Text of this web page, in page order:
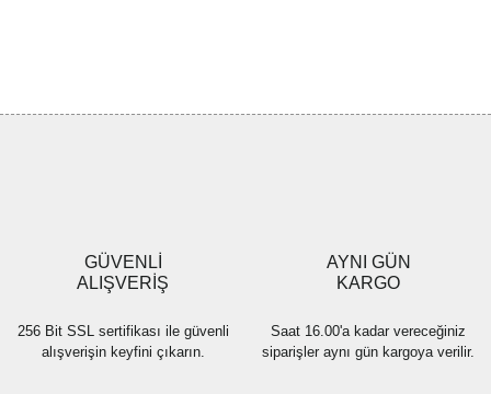
Ürün fiyatı diğer sitelerden daha pahalı.
Bu ürüne benzer farklı alternatifler olmalı.
GÜVENLİ
ALIŞVERİŞ
256 Bit SSL sertifikası ile güvenli
alışverişin keyfini çıkarın.
AYNI GÜN
KARGO
Saat 16.00'a kadar vereceğiniz
siparişler aynı gün kargoya verilir.